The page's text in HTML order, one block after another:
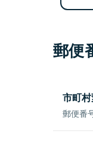
郵便
市町
郵便番